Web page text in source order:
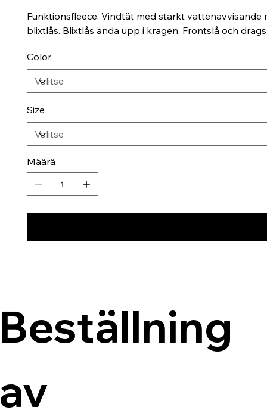
Funktionsfleece. Vindtät med starkt
blixtlås. Blixtlås ända upp i kragen. Frontslå och
Color
Size
Määrä